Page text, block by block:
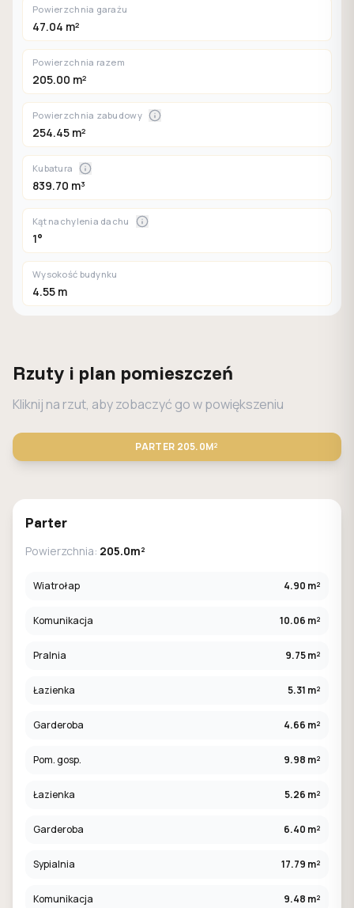
Powierzchnia garażu
47.04 m²
Powierzchnia razem
205.00 m²
Powierzchnia zabudowy
254.45 m²
Kubatura
839.70 m³
Kąt nachylenia dachu
1°
Wysokość budynku
4.55 m
Rzuty i plan pomieszczeń
Kliknij na rzut, aby zobaczyć go w powiększeniu
PARTER 205.0M²
Parter
Powierzchnia: 205.0m²
Wiatrołap 4.90 m²
Komunikacja 10.06 m²
Pralnia 9.75 m²
Łazienka 5.31 m²
Garderoba 4.66 m²
Pom. gosp. 9.98 m²
Łazienka 5.26 m²
Garderoba 6.40 m²
Sypialnia 17.79 m²
Komunikacja 9.48 m²